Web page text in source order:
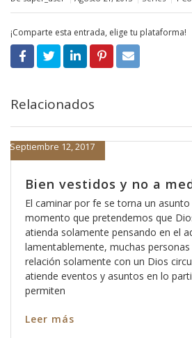
¡Comparte esta entrada, elige tu plataforma!
Relacionados
Bien vestidos y no a
Septiembre 12, 2017
El caminar por fe se torna un asunto
momento que pretendemos que
atienda solamente pensando en el
lamentablemente, muchas
relación solamente con un Dios
atiende eventos y asuntos en lo
permiten
Leer más